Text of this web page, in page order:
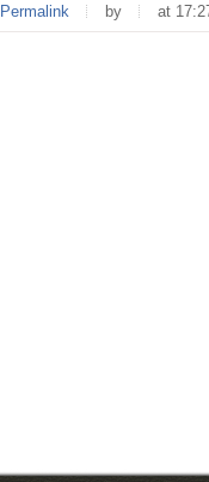
Permalink by at